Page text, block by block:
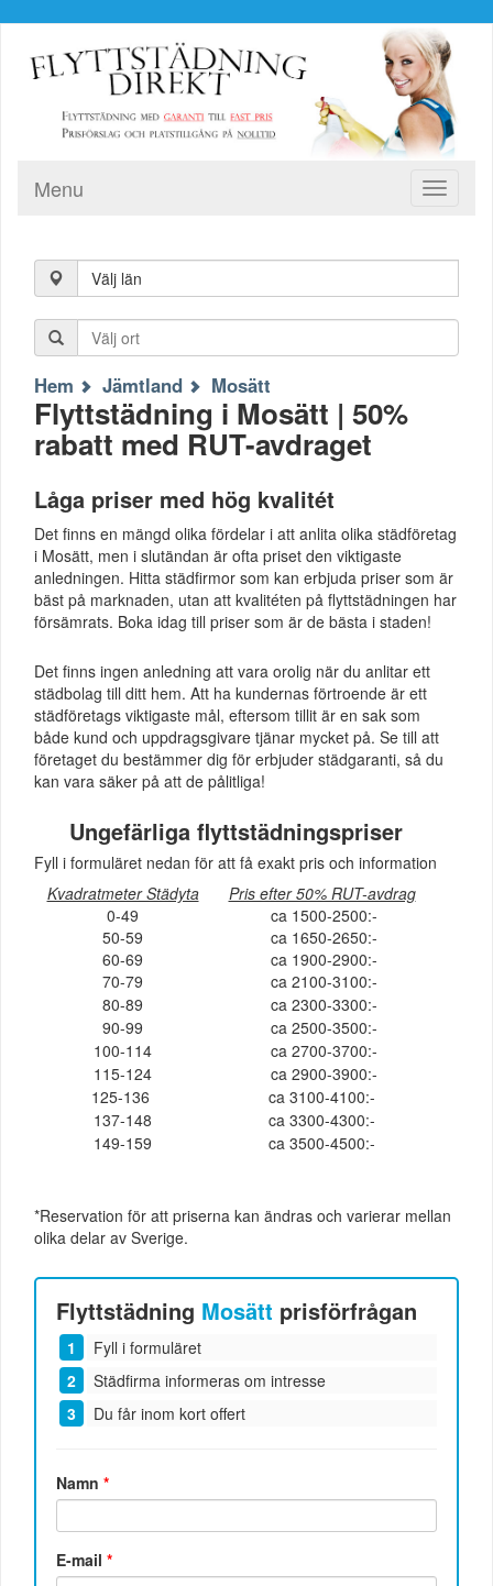
Toggle
Menu
Välj län
Hem Jämtland Mosätt
Flyttstädning i Mosätt | 50%
rabatt med RUT-avdraget
Låga priser med hög kvalitét
Det finns en mängd olika fördelar i att anlita olika städföretag
i Mosätt, men i slutändan är ofta priset den viktigaste
anledningen. Hitta städfirmor som kan erbjuda priser som är
bäst på marknaden, utan att kvalitéten på flyttstädningen har
försämrats. Boka idag till priser som är de bästa i staden!
Det finns ingen anledning att vara orolig när du anlitar ett
städbolag till ditt hem. Att ha kundernas förtroende är ett
städföretags viktigaste mål, eftersom tillit är en sak som
både kund och uppdragsgivare tjänar mycket på. Se till att
företaget du bestämmer dig för erbjuder städgaranti, så du
kan vara säker på att de pålitliga!
Ungefärliga flyttstädningspriser
Fyll i formuläret nedan för att få exakt pris och information
Kvadratmeter Städyta
Pris efter 50% RUT-avdrag
0-49
ca 1500-2500:-
50-59
ca 1650-2650:-
60-69
ca 1900-2900:-
70-79
ca 2100-3100:-
80-89
ca 2300-3300:-
90-99
ca 2500-3500:-
100-114
ca 2700-3700:-
115-124
ca 2900-3900:-
125-136
ca 3100-4100:-
137-148
ca 3300-4300:-
149-159
ca 3500-4500:-
*Reservation för att priserna kan ändras och varierar mellan
olika delar av Sverige.
Flyttstädning Mosätt prisförfrågan
Fyll i formuläret
Städfirma informeras om intresse
Du får inom kort offert
Namn*
E-mail*